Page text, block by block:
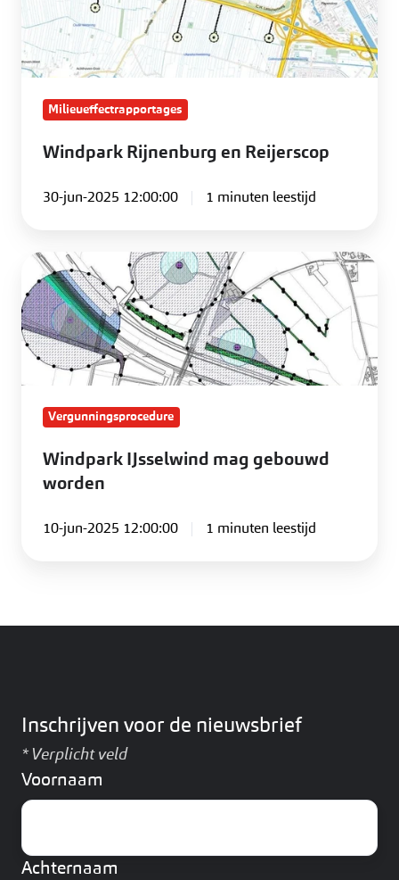
Reijerscop
Milieueffectrapportages
Windpark Rijnenburg en Reijerscop
30-jun-2025 12:00:00 1 minuten leestijd
Windpark
IJsselwind
mag
gebouwd
worden
Vergunningsprocedure
Windpark IJsselwind mag gebouwd
worden
10-jun-2025 12:00:00 1 minuten leestijd
Inschrijven voor de nieuwsbrief
*Verplicht veld
Voornaam
Achternaam